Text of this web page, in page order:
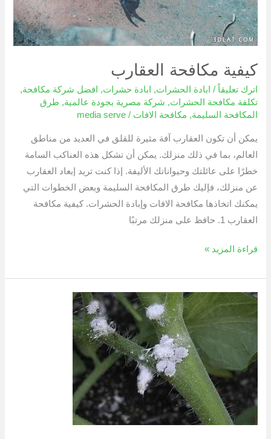
كيفية مكافحة العقارب
اترك تعليقاً / ابادة الحشرات, ابادة حشرات, افضل شركة مكافحة,
تكلفة مكافحة الحشرات, شركة مصرية بجودة عالمية, طرق
المكافحة السليمة, مكافحة الافات /
media serve
يمكن أن تكون العقارب آفة مثيرة للقلق في العديد من مناطق
العالم، بما في ذلك منزلك. يمكن أن تشكل هذه العناكب السامة
خطرًا على عائلتك وحيواناتك الأليفة. إذا كنت تريد إبعاد العقارب
عن منزلك، فإليك طرق المكافحة السليمة وبعض الخطوات التي
يمكنك اتخاذها مكافحة الافات وإبادة الحشرات. كيفية مكافحة
العقارب 1. حافظ على منزلك مرتبًا
قراءة المزيد »
البق
الدقيقي
وكيفية
مكافحته
بتقنيات
فعالة